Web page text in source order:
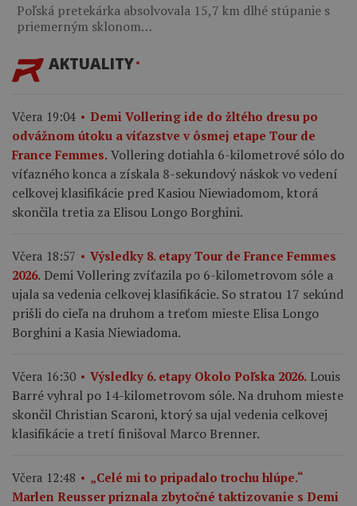
Poľská pretekárka absolvovala 15,7 km dlhé stúpanie s
priemerným sklonom…
AKTUALITY
Včera 19:04
Demi Vollering ide do žltého dresu po
odvážnom útoku a víťazstve v ôsmej etape Tour de
France Femmes. Vollering dotiahla 6-kilometrové sólo do
víťazného konca a získala 8-sekundový náskok vo vedení
celkovej klasifikácie pred Kasiou Niewiadomom, ktorá
skončila tretia za Elisou Longo Borghini.
Včera 18:57
Výsledky 8. etapy Tour de France Femmes
2026. Demi Vollering zvíťazila po 6-kilometrovom sóle a
ujala sa vedenia celkovej klasifikácie. So stratou 17 sekúnd
prišli do cieľa na druhom a treťom mieste Elisa Longo
Borghini a Kasia Niewiadoma.
Včera 16:30 Výsledky 6. etapy Okolo Poľska 2026. Louis
Barré vyhral po 14-kilometrovom sóle. Na druhom mieste
skončil Christian Scaroni, ktorý sa ujal vedenia celkovej
klasifikácie a tretí finišoval Marco Brenner.
Včera 12:48
„Celé mi to pripadalo trochu hlúpe.“
Marlen Reusser priznala zbytočné taktizovanie s Demi